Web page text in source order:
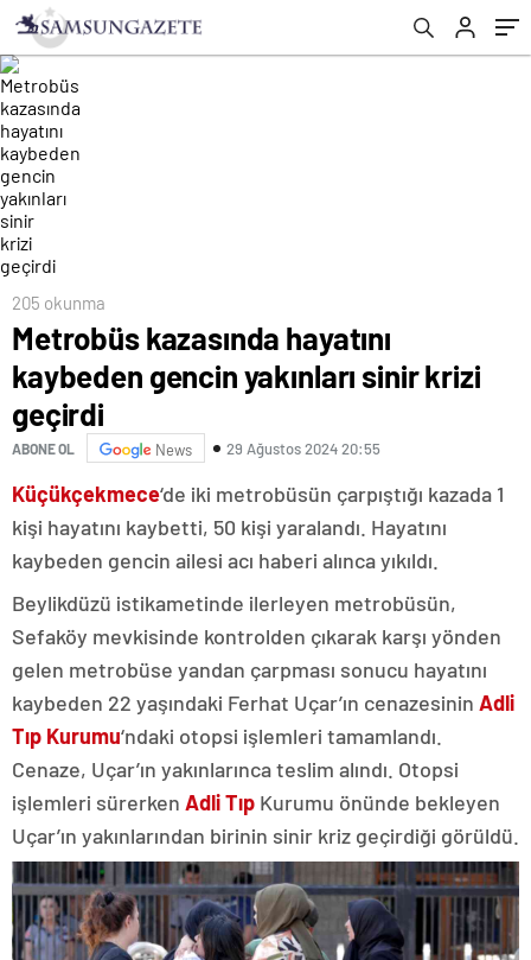
205 okunma
Metrobüs kazasında hayatını
kaybeden gencin yakınları sinir krizi
geçirdi
ABONE OL News 29 Ağustos 2024 20:55
Küçükçekmece‘de iki metrobüsün çarpıştığı kazada 1
kişi hayatını kaybetti, 50 kişi yaralandı. Hayatını
kaybeden gencin ailesi acı haberi alınca yıkıldı.
Beylikdüzü istikametinde ilerleyen metrobüsün,
Sefaköy mevkisinde kontrolden çıkarak karşı yönden
gelen metrobüse yandan çarpması sonucu hayatını
kaybeden 22 yaşındaki Ferhat Uçar’ın cenazesinin Adli
Tıp Kurumu‘ndaki otopsi işlemleri tamamlandı.
Cenaze, Uçar’ın yakınlarınca teslim alındı. Otopsi
işlemleri sürerken Adli Tıp Kurumu önünde bekleyen
Uçar’ın yakınlarından birinin sinir kriz geçirdiği görüldü.